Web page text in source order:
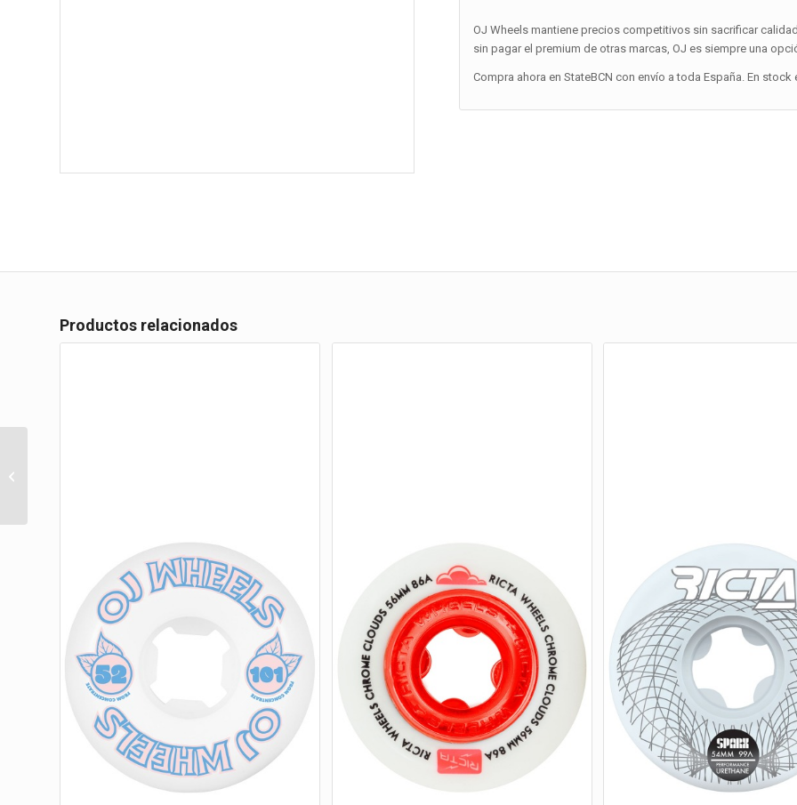
OJ Wheels mantiene precios competitivos sin sacrificar
sin pagar el premium de otras marcas, OJ es siempre una
Compra ahora en StateBCN con envío a toda España. En
Productos relacionados